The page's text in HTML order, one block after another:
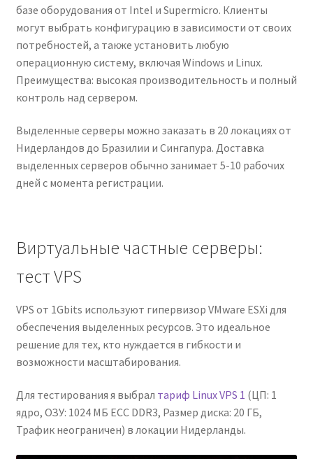
базе оборудования от Intel и Supermicro. Клиенты
могут выбрать конфигурацию в зависимости от своих
потребностей, а также установить любую
операционную систему, включая Windows и Linux.
Преимущества: высокая производительность и полный
контроль над сервером.
Выделенные серверы можно заказать в 20 локациях от
Нидерландов до Бразилии и Сингапура. Доставка
выделенных серверов обычно занимает 5-10 рабочих
дней с момента регистрации.
Виртуальные частные серверы:
тест VPS
VPS от 1Gbits используют гипервизор VMware ESXi для
обеспечения выделенных ресурсов. Это идеальное
решение для тех, кто нуждается в гибкости и
возможности масштабирования.
Для тестирования я выбрал тариф Linux VPS 1 (ЦП: 1
ядро, ОЗУ: 1024 МБ ECC DDR3, Размер диска: 20 ГБ,
Трафик неограничен) в локации Нидерланды.